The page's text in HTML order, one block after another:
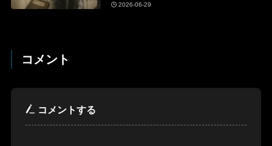
2026-06-29
コメント
コメントする